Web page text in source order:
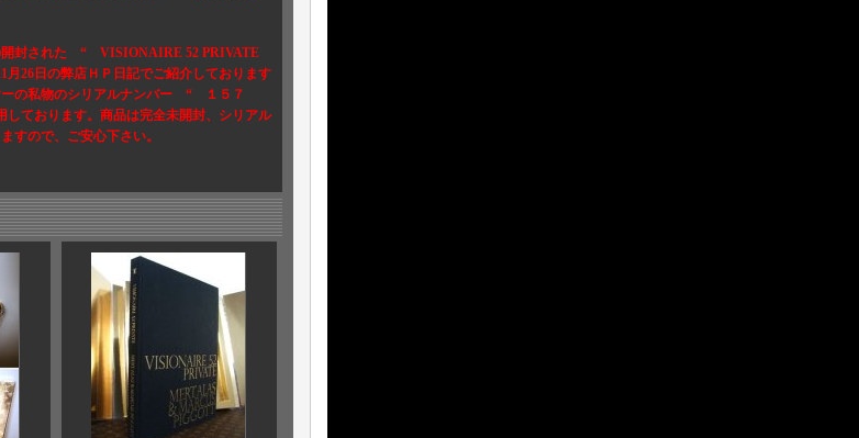
封された “ VISIONAIRE 52 PRIVATE
26日の弊店ＨＰ日記でご紹介しております
ーの私物のシリアルナンバー “ １５７
おります。商品は完全未開封、シリアル
すので、ご安心下さい。